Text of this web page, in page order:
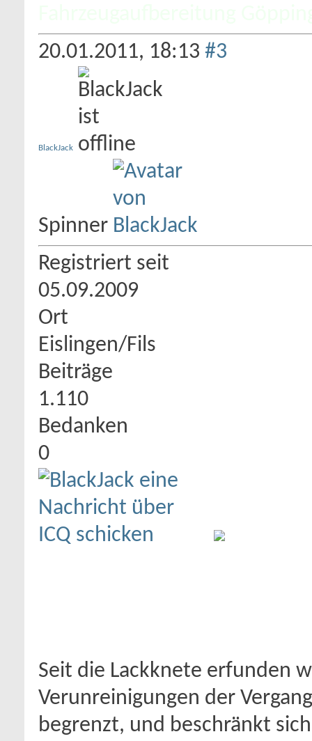
20.01.2011, 18:13 #3
BlackJack
Spinner
Registriert seit
05.09.2009
Ort
Eislingen/Fils
Beiträge
1.110
Bedanken
0
Seit die Lackknete erfunden
Verunreinigungen der
begrenzt, und beschränkt